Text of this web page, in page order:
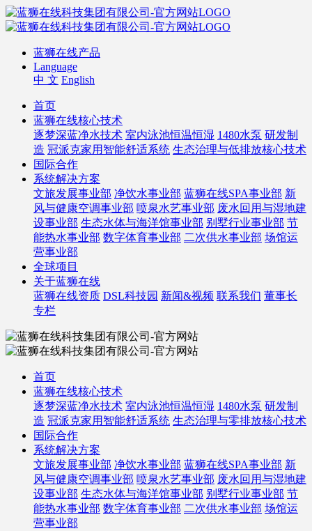
蓝狮在线产品
Language
中 文 English
首页
蓝狮在线核心技术
逐梦深蓝净水技术 室内泳池恒温恒湿 1480水泵 研发制
造 冠派克家用智能舒适系统 生态治理与低排放核心技术
国际合作
系统解决方案
文旅发展事业部 净饮水事业部 蓝狮在线SPA事业部 新
风与健康空调事业部 喷泉水艺事业部 废水回用与湿地建
设事业部 生态水体与海洋馆事业部 别墅行业事业部 节
能热水事业部 数字体育事业部 二次供水事业部 场馆运
营事业部
全球项目
关于蓝狮在线
蓝狮在线资质 DSL科技园 新闻&视频 联系我们 董事长
专栏
首页
蓝狮在线核心技术
逐梦深蓝净水技术 室内泳池恒温恒湿 1480水泵 研发制
造 冠派克家用智能舒适系统 生态治理与零排放核心技术
国际合作
系统解决方案
文旅发展事业部 净饮水事业部 蓝狮在线SPA事业部 新
风与健康空调事业部 喷泉水艺事业部 废水回用与湿地建
设事业部 生态水体与海洋馆事业部 别墅行业事业部 节
能热水事业部 数字体育事业部 二次供水事业部 场馆运
营事业部